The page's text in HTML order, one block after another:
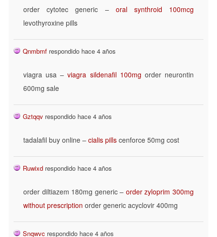
order cytotec generic – oral synthroid 100mcg
levothyroxine pills
Qnmbmf respondido hace 4 años
viagra usa –viagra sildenafil 100mg order neurontin
600mg sale
Gztqqv respondido hace 4 años
tadalafil buy online – cialis pills cenforce 50mg cost
Ruwixd respondido hace 4 años
order diltiazem 180mg generic – order zyloprim 300mg
without prescription order generic acyclovir 400mg
Snqwvc respondido hace 4 años